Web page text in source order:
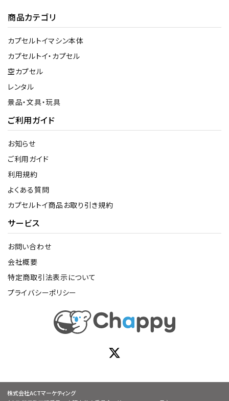
商品カテゴリ
カプセルトイマシン本体
カプセルトイ・カプセル
空カプセル
レンタル
景品・文具・玩具
ご利用ガイド
お知らせ
ご利用ガイド
利用規約
よくある質問
カプセルトイ商品お取り引き規約
サービス
お問い合わせ
会社概要
特定商取引法表示について
プライバシーポリシー
株式会社ACTマーケティング